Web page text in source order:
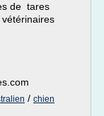
de tares
/ chien